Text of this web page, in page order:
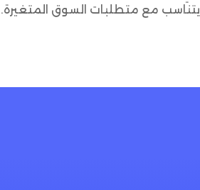
يتناسب مع متطلبات السوق المتغيرة.